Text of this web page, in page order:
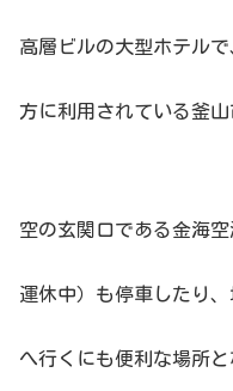
高層ビルの大型ホテル
方に利用されている釜山
空の玄関口である金海
運休中）も停車したり
へ行くにも便利な場所と